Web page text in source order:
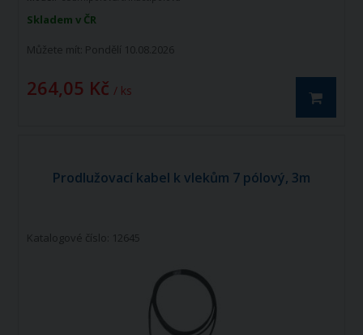
Skladem v ČR
Můžete mít: Pondělí 10.08.2026
264,05 Kč / ks
Prodlužovací kabel k vlekům 7 pólový, 3m
Katalogové číslo: 12645